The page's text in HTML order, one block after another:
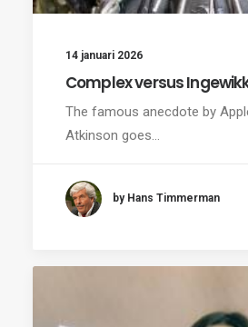
14 januari 2026
Complex versus
The famous anecdote by
Atkinson goes…
by Hans Timmerman